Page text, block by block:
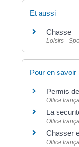
Et aussi
Chasse
Loisirs -
Pour en savoir
Permis
Office
La
Office
Chasser
Office